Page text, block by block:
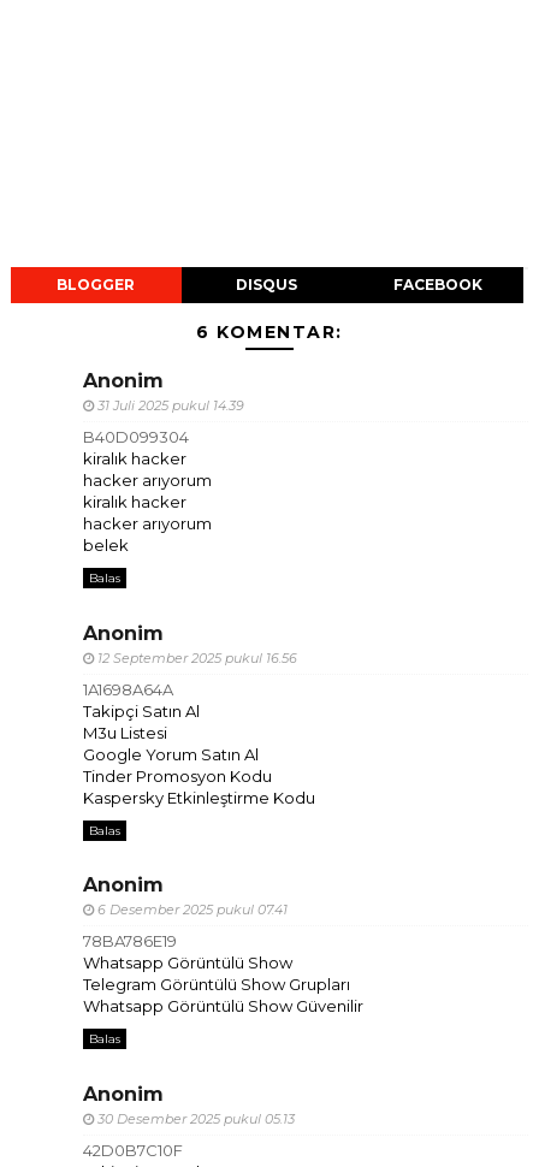
BLOGGER DISQUS FACEBOOK
6 KOMENTAR:
Anonim
31 Juli 2025 pukul 14.39
B40D099304
kiralık hacker
hacker arıyorum
kiralık hacker
hacker arıyorum
belek
Balas
Anonim
12 September 2025 pukul 16.56
1A1698A64A
Takipçi Satın Al
M3u Listesi
Google Yorum Satın Al
Tinder Promosyon Kodu
Kaspersky Etkinleştirme Kodu
Balas
Anonim
6 Desember 2025 pukul 07.41
78BA786E19
Whatsapp Görüntülü Show
Telegram Görüntülü Show Grupları
Whatsapp Görüntülü Show Güvenilir
Balas
Anonim
30 Desember 2025 pukul 05.13
42D0B7C10F